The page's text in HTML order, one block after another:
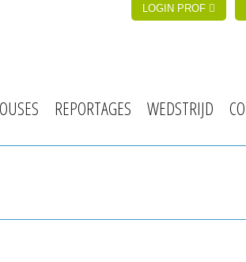
LOGIN PROF
REPORTAGES WEDSTRIJD